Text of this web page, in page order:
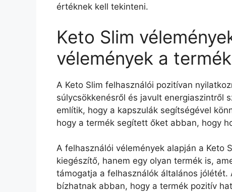
értéknek kell tekinteni.
Keto Slim
vélemények a
A Keto Slim felhasználói pozitívan
súlycsökkenésről és javult energiaszintről
említik, hogy a kapszulák segítségével
hogy a termék segített őket abban, hogy
A felhasználói vélemények alapján a Keto
kiegészítő, hanem egy olyan termék is,
támogatja a felhasználók általános
bízhatnak abban, hogy a termék pozitív